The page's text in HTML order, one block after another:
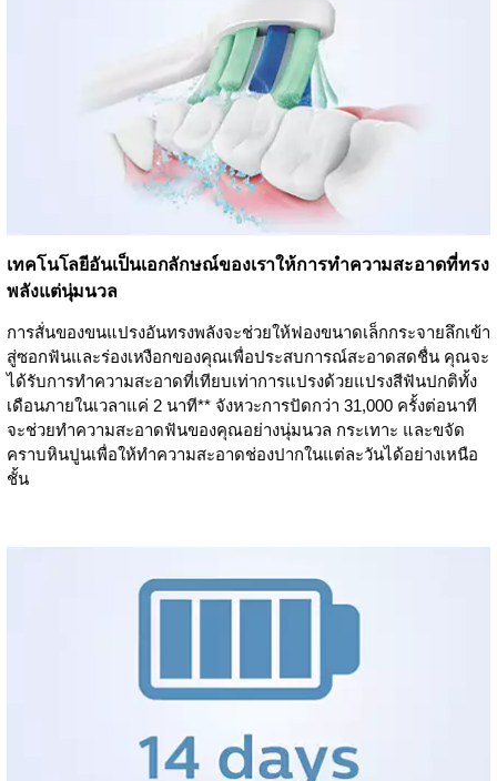
เทคโนโลยีอันเป็นเอกลักษณ์ของเราให้การทำความสะอาดที่ทรง
พลังแต่นุ่มนวล
การสั่นของขนแปรงอันทรงพลังจะช่วยให้ฟองขนาดเล็กกระจายลึกเข้า
สู่ซอกฟันและร่องเหงือกของคุณเพื่อประสบการณ์สะอาดสดชื่น คุณจะ
ได้รับการทำความสะอาดที่เทียบเท่าการแปรงด้วยแปรงสีฟันปกติทั้ง
เดือนภายในเวลาแค่ 2 นาที** จังหวะการปัดกว่า 31,000 ครั้งต่อนาที
จะช่วยทำความสะอาดฟันของคุณอย่างนุ่มนวล กระเทาะ และขจัด
คราบหินปูนเพื่อให้ทำความสะอาดช่องปากในแต่ละวันได้อย่างเหนือ
ชั้น